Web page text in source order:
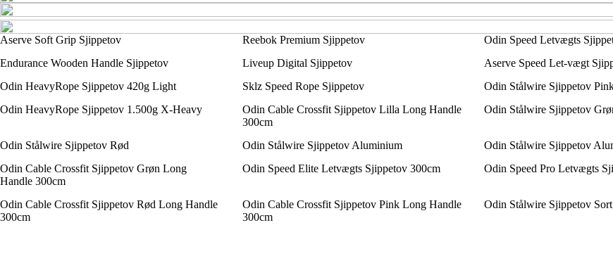
Aserve Soft Grip Sjippetov Reebok Premium Sjippetov Odin Speed Letvægts
Endurance Wooden Handle Sjippetov
Liveup Digital Sjippetov Aserve Speed Let-vægt
Odin HeavyRope Sjippetov 420g Light
Sklz Speed Rope Sjippetov Odin Stålwire Sjippetov
Odin HeavyRope Sjippetov 1.500g X-Heavy
Odin Cable Crossfit Sjippetov Lilla Long Handle
300cm
Odin Stålwire Sjippetov
Odin Stålwire Sjippetov Rød Odin Stålwire Sjippetov Aluminium Odin Stålwire Sjippetov
Odin Cable Crossfit Sjippetov Grøn Long
Handle 300cm
Odin Speed Elite Letvægts Sjippetov 300cm Odin Speed Pro Letvægts
Odin Cable Crossfit Sjippetov Rød Long Handle
300cm
Odin Cable Crossfit Sjippetov Pink Long Handle
300cm
Odin Stålwire Sjippetov Sort